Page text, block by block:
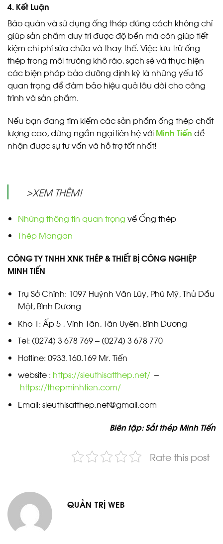
4. Kết Luận
Bảo quản và sử dụng ống thép đúng cách không chỉ
giúp sản phẩm duy trì được độ bền mà còn giúp tiết
kiệm chi phí sửa chữa và thay thế. Việc lưu trữ ống
thép trong môi trường khô ráo, sạch sẽ và thực hiện
các biện pháp bảo dưỡng định kỳ là những yếu tố
quan trọng để đảm bảo hiệu quả lâu dài cho công
trình và sản phẩm.
Nếu bạn đang tìm kiếm các sản phẩm ống thép chất
lượng cao, đừng ngần ngại liên hệ với Minh Tiến để
nhận được sự tư vấn và hỗ trợ tốt nhất!
>XEM THÊM!
Những thông tin quan trọng về Ống thép
Thép Mangan
CÔNG TY TNHH XNK THÉP & THIẾT BỊ CÔNG NGHIỆP
MINH TIẾN
Trụ Sở Chính: 1097 Huỳnh Văn Lũy, Phú Mỹ, Thủ Dầu
Một, Bình Dương
Kho 1: Ấp 5 , Vĩnh Tân, Tân Uyên, Bình Dương
Tel: (0274) 3 678 769 – (0274) 3 678 770
Hotline: 0933.160.169 Mr. Tiến
website : https://sieuthisatthep.net/–
https://thepminhtien.com/
Email: sieuthisatthep.net@gmail.com
Biên tập: Sắt thép Minh Tiến
Rate this post
QUẢN TRỊ WEB